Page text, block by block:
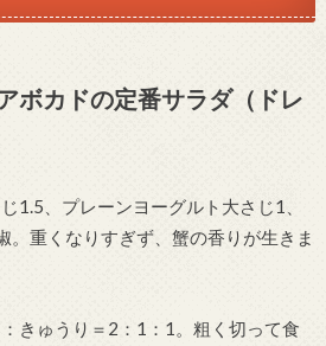
ボカドの定番サラダ（ドレ
1.5、プレーンヨーグルト大さじ1、
。重くなりすぎず、蟹の香りが生きま
きゅうり＝2：1：1。粗く切って食